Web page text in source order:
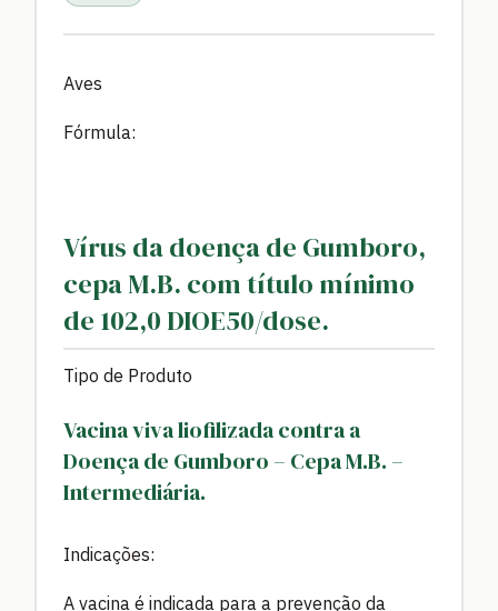
Aves
Fórmula:
Vírus da doença de Gumboro,
cepa M.B. com título mínimo
de 102,0 DIOE50/dose.
Tipo de Produto
Vacina viva liofilizada contra a
Doença de Gumboro – Cepa M.B. –
Intermediária.
Indicações:
A vacina é indicada para a prevenção da